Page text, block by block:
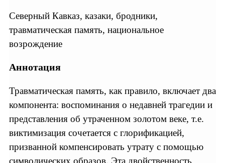
Северный Кавказ, казаки, бродники,
травматическая память, национальное
возрождение
Аннотация
Травматическая память, как правило, включает два
компонента: воспоминания о недавней трагедии и
представления об утраченном золотом веке, т.е.
виктимизация сочетается с глорификацией,
призванной компенсировать утрату с помощью
символических образов. Эта двойственность